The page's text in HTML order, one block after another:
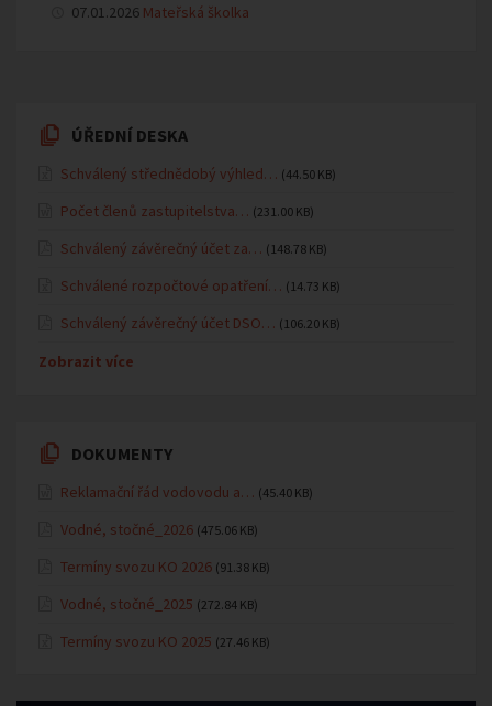
07.01.2026 Mateřská školka
ÚŘEDNÍ DESKA
Schválený střednědobý výhled… (44.50 KB)
Počet členů zastupitelstva… (231.00 KB)
Schválený závěrečný účet za… (148.78 KB)
Schválené rozpočtové opatření… (14.73 KB)
Schválený závěrečný účet DSO… (106.20 KB)
Zobrazit více
DOKUMENTY
Reklamační řád vodovodu a… (45.40 KB)
Vodné, stočné_2026 (475.06 KB)
Termíny svozu KO 2026 (91.38 KB)
Vodné, stočné_2025 (272.84 KB)
Termíny svozu KO 2025 (27.46 KB)